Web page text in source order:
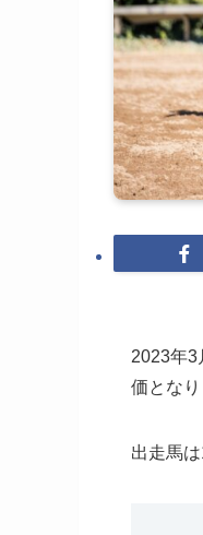
2023年3
価となり
出走馬